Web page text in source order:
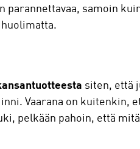
samoin
siten, että
Vaarana on kuitenkin,
pelkään pahoin, että